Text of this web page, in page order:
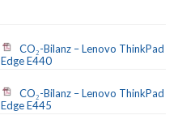
CO₂-Bilanz – Lenovo ThinkPad
Edge E440
CO₂-Bilanz – Lenovo ThinkPad
Edge E445